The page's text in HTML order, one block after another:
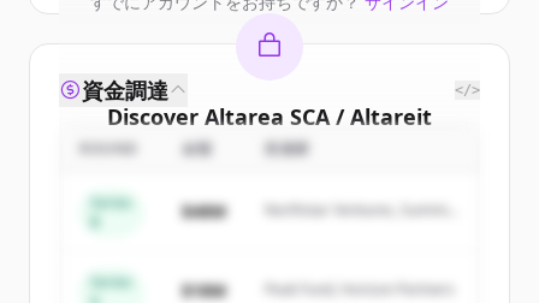
Discover Altarea SCA / Altareit
SA's competitors
Sign up for free to view all
Altarea SCA / Altareit SA.
get started.
資金調達 </>
金額 投資家
Series
$48M
Northstar Ventures, Summit
Series
$18M Peak Fund, Horizon Partners